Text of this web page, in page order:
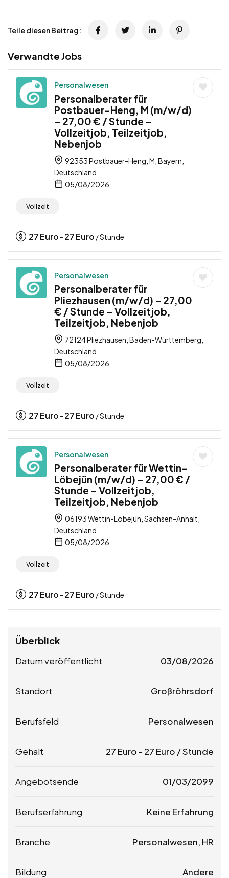
Teile diesen Beitrag:
Verwandte Jobs
Personalwesen
Personalberater für
Postbauer-Heng, M (m/w/d)
– 27,00 € / Stunde –
Vollzeitjob, Teilzeitjob,
Nebenjob
92353 Postbauer-Heng, M, Bayern,
Deutschland
05/08/2026
Vollzeit
27Euro - 27Euro / Stunde
Personalwesen
Personalberater für
Pliezhausen (m/w/d) – 27,00
€ / Stunde – Vollzeitjob,
Teilzeitjob, Nebenjob
72124 Pliezhausen, Baden-Württemberg,
Deutschland
05/08/2026
Vollzeit
27Euro - 27Euro / Stunde
Personalwesen
Personalberater für Wettin-
Löbejün (m/w/d) – 27,00 € /
Stunde – Vollzeitjob,
Teilzeitjob, Nebenjob
06193 Wettin-Löbejün, Sachsen-Anhalt,
Deutschland
05/08/2026
Vollzeit
27Euro - 27Euro / Stunde
Überblick
Datum veröffentlicht 03/08/2026
Standort Großröhrsdorf
Berufsfeld Personalwesen
Gehalt 27 Euro - 27 Euro / Stunde
Angebotsende 01/03/2099
Berufserfahrung Keine Erfahrung
Branche Personalwesen, HR
Bildung Andere